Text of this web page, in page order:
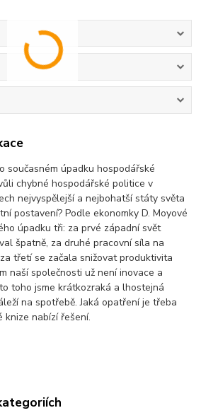
současném úpadku hospodářské
chybné hospodářské politice v
nejvyspělejší a nejbohatší státy světa
postavení? Podle ekonomky D. Moyové
úpadku tři: za prvé západní svět
špatně, za druhé pracovní síla na
třetí se začala snižovat produktivita
naší společnosti už není inovace a
toho jsme krátkozraká a lhostejná
na spotřebě. Jaká opatření je třeba
knize nabízí řešení.